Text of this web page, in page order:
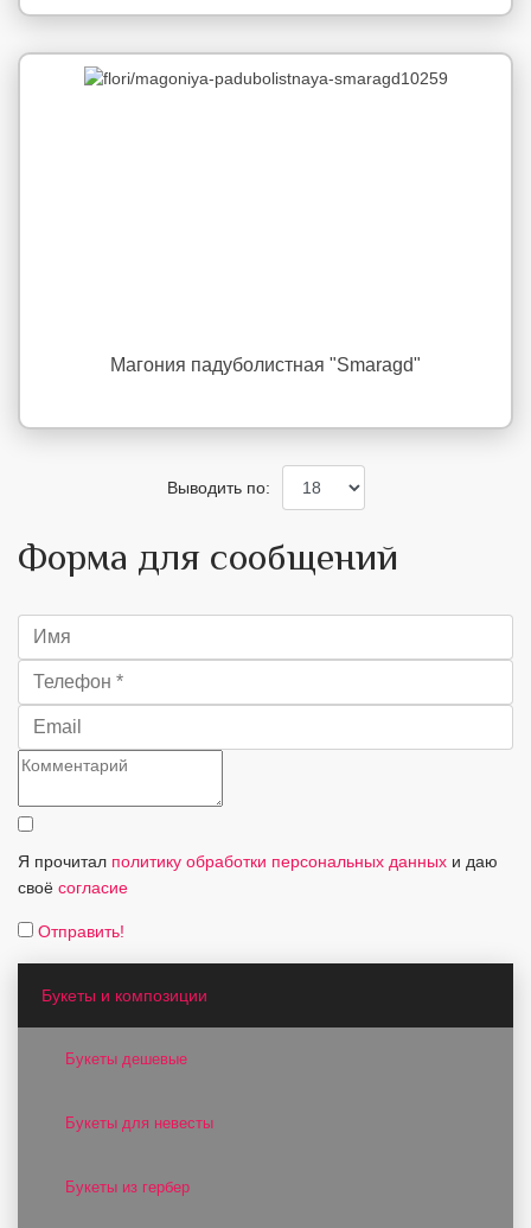
Магония падуболистная "Smaragd"
Выводить по:
Форма для сообщений
Я прочитал политику обработки персональных данных и даю
своё согласие
Отправить!
Букеты и композиции
Букеты дешевые
Букеты для невесты
Букеты из гербер